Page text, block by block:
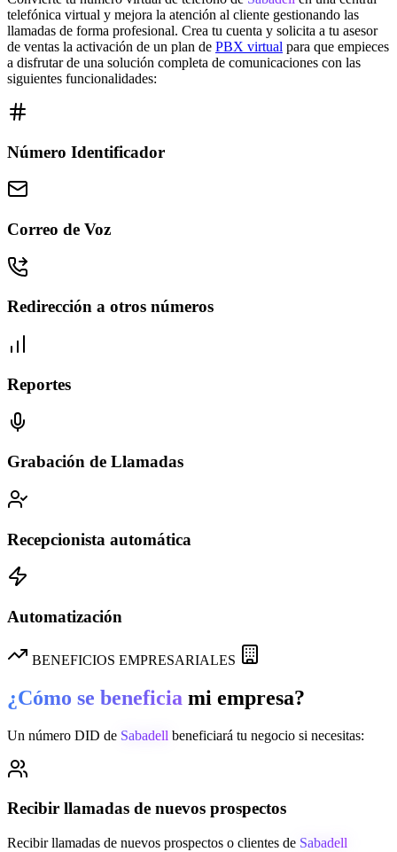
telefónica virtual y mejora la atención al cliente gestionando las
llamadas de forma profesional. Crea tu cuenta y solicita a tu asesor
de ventas la activación de un plan de PBX virtual para que empieces
a disfrutar de una solución completa de comunicaciones con las
siguientes funcionalidades:
Número Identificador
Correo de Voz
Redirección a otros números
Reportes
Grabación de Llamadas
Recepcionista automática
Automatización
BENEFICIOS EMPRESARIALES
¿Cómo se beneficia mi empresa?
Un número DID de Sabadell beneficiará tu negocio si necesitas:
Recibir llamadas de nuevos prospectos
Recibir llamadas de nuevos prospectos o clientes de Sabadell